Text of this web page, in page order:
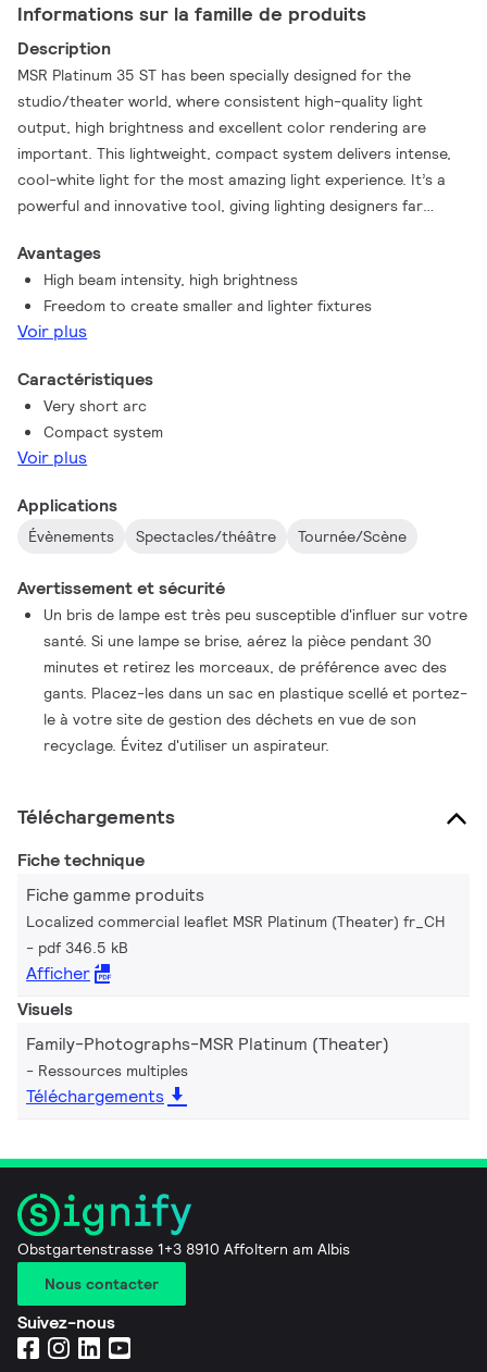
Informations sur la famille de produits
Description
MSR Platinum 35 ST has been specially designed for the
studio/theater world, where consistent high-quality light
output, high brightness and excellent color rendering are
important. This lightweight, compact system delivers intense,
cool-white light for the most amazing light experience. It’s a
powerful and innovative tool, giving lighting designers far
other MSR lamps. The exceptionally short arc generates
sparkling, bright light, and the lamp’s ultra-compact design
makes it suitable for smaller lighting fixtures. The MSR Platinum
35 ST lamp has a balanced spectrum with extra red content
Avantages
High beam intensity, high brightness
Freedom to create smaller and lighter fixtures
Voir plus
Caractéristiques
Very short arc
Compact system
Voir plus
Applications
Évènements Spectacles/théâtre Tournée/Scène
Avertissement et sécurité
Un bris de lampe est très peu susceptible d'influer sur votre
santé. Si une lampe se brise, aérez la pièce pendant 30
minutes et retirez les morceaux, de préférence avec des
gants. Placez-les dans un sac en plastique scellé et portez-
le à votre site de gestion des déchets en vue de son
recyclage. Évitez d'utiliser un aspirateur.
Téléchargements
Fiche technique
Fiche gamme produits
Localized commercial leaflet MSR Platinum (Theater) fr_CH
pdf 346.5 kB
Afficher
Visuels
Family-Photographs-MSR Platinum (Theater)
Ressources multiples
Téléchargements
Obstgartenstrasse 1+3 8910 Affoltern am Albis
Nous contacter
Suivez-nous